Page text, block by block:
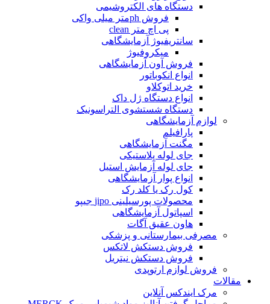
دستگاه های الکتروشیمی
فروش phمتر میلی واکی
پی اچ متر clean
سانتریفیوژ آزمایشگاهی
میکروفیوژ
فروش آون آزمایشگاهی
انواع انکوباتور
خرید اتوکلاو
انواع دستگاه ژل داک
دستگاه شستشوی التراسونیک
لوازم آزمایشگاهی
پارافیلم
مگنت آزمایشگاهی
جای لوله پلاستیکی
جای لوله آزمایش استیل
انواع پوار آزمایشگاهی
کول رک یا کلد رک
محصولات پورسیلینی jipo جیپو
اسپاتول آزمایشگاهی
هاون عقیق آگات
مصرفی بیمارستانی و پزشکی
فروش دستکش لاتکس
فروش دستکش نیتریل
فروش لوازم ارتوپدی
مرک ایندکس آنلاین